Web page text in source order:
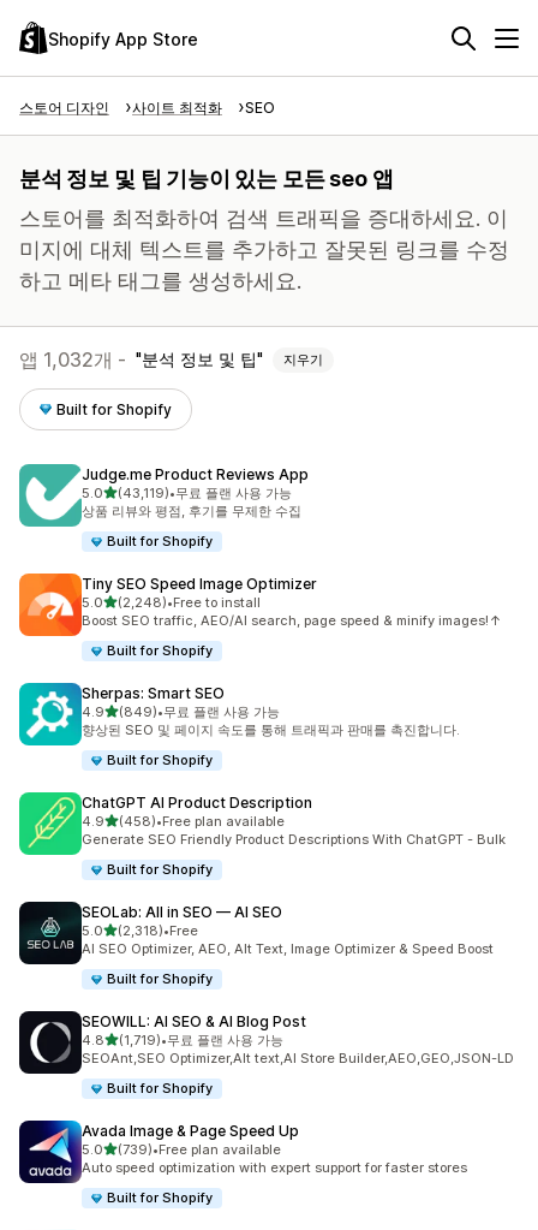
Shopify App Store
스토어 디자인 사이트 최적화 SEO
분석 정보 및 팁 기능이 있는 모든 seo 앱
스토어를 최적화하여 검색 트래픽을 증대하세요. 이
미지에 대체 텍스트를 추가하고 잘못된 링크를 수정
하고 메타 태그를 생성하세요.
앱 1,032개 - 분석 정보 및 팁 지우기
Built for Shopify
Judge.me Product Reviews App
5.0별 5개 중
(43,119)
총 리뷰 43119개
•무료 플랜 사용 가능
상품 리뷰와 평점, 후기를 무제한 수집
Built for Shopify
Tiny SEO Speed Image Optimizer
5.0별 5개 중
(2,248)
총 리뷰 2248개
•Free to install
Boost SEO traffic, AEO/AI search, page speed & minify images!↑
Built for Shopify
Sherpas: Smart SEO
4.9별 5개 중
(849)
총 리뷰 849개
•무료 플랜 사용 가능
향상된 SEO 및 페이지 속도를 통해 트래픽과 판매를 촉진합니다.
Built for Shopify
ChatGPT AI Product Description
4.9별 5개 중
(458)
총 리뷰 458개
•Free plan available
Generate SEO Friendly Product Descriptions With ChatGPT - Bulk
Built for Shopify
SEOLab: All in SEO — AI SEO
5.0별 5개 중
(2,318)
총 리뷰 2318개
•Free
AI SEO Optimizer, AEO, Alt Text, Image Optimizer & Speed Boost
Built for Shopify
SEOWILL: AI SEO & AI Blog Post
4.8별 5개 중
(1,719)
총 리뷰 1719개
•무료 플랜 사용 가능
SEOAnt,SEO Optimizer,Alt text,AI Store Builder,AEO,GEO,JSON-LD
Built for Shopify
Avada Image & Page Speed Up
5.0별 5개 중
(739)
총 리뷰 739개
•Free plan available
Auto speed optimization with expert support for faster stores
Built for Shopify